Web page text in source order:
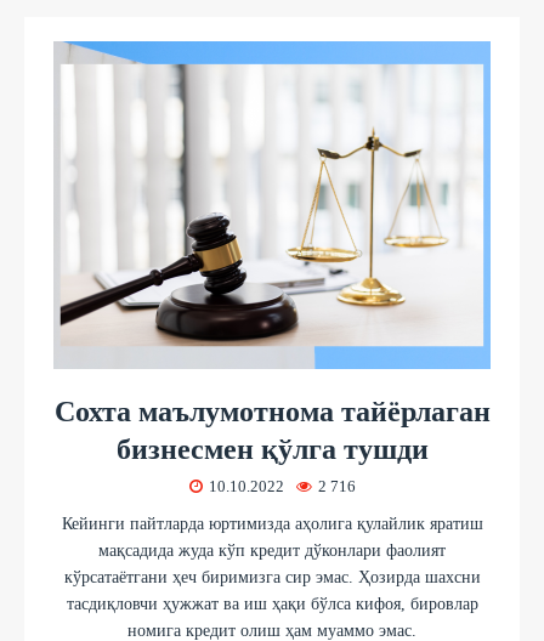
Сохта маълумотнома тайёрлаган
бизнесмен қўлга тушди
10.10.2022 2 716
Кейинги пайтларда юртимизда аҳолига қулайлик яратиш
мақсадида жуда кўп кредит дўконлари фаолият
кўрсатаётгани ҳеч биримизга сир эмас. Ҳозирда шахсни
тасдиқловчи ҳужжат ва иш ҳақи бўлса кифоя, бировлар
номига кредит олиш ҳам муаммо эмас.